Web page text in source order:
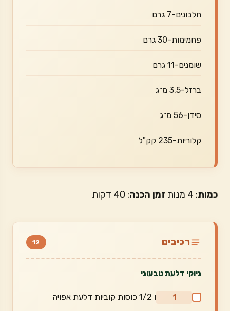
חלבונים-7 גרם
פחמימות-30 גרם
שומנים-11 גרם
ברזל-3.5 מ״ג
סידן-56 מ״ג
קלוריות-235 קק"ל
כמות: 4 מנות זמן הכנה: 40 דקות
רכיבים 12
ניוקי דלעת טבעוני
1 ו 1/2 כוסות קוביות דלעת אפויה